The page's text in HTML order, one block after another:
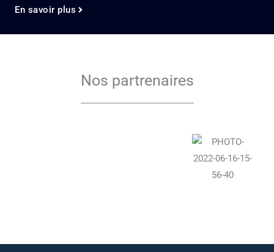
En savoir plus
Nos partrenaires